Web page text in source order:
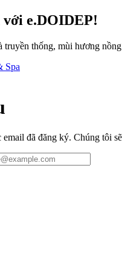
với e.DOIDEP!
thống, mùi hương
Spa
đã đăng ký. Chúng tôi